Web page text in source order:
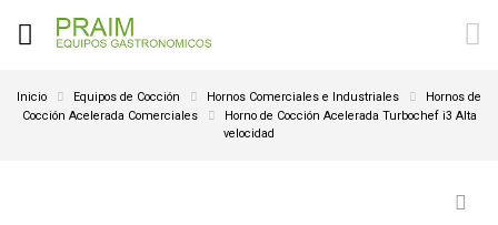
Inicio Equipos de Cocción Hornos Comerciales e Industriales
Hornos de
Cocción Acelerada Comerciales
Horno de Cocción Acelerada Turbochef i3 Alta
velocidad